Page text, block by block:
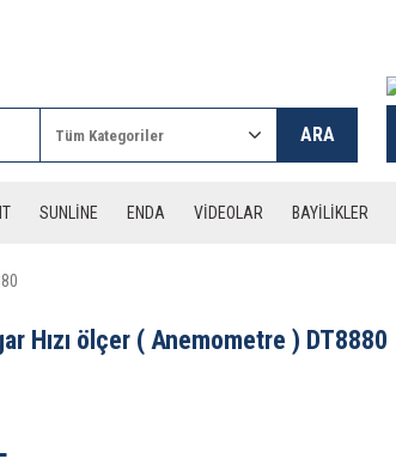
ARA
SUNLİNE ENDA VİDEOLAR BAYİLİKLER
Hızı ölçer ( Anemometre ) DT8880